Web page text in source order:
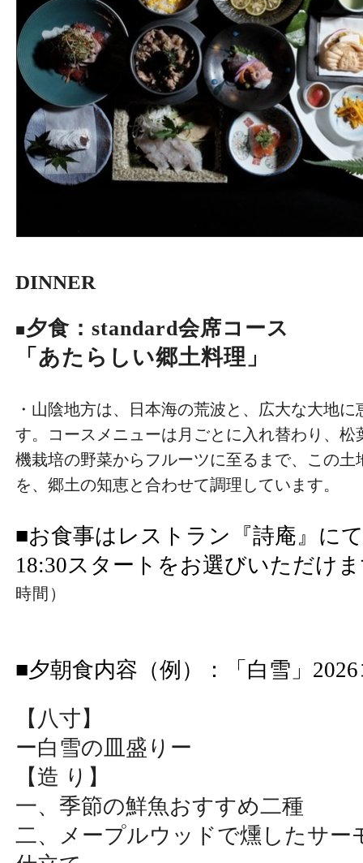
DINNER
■夕食：standard会席コース
「あたらしい郷土料理」
・山陰地方は、日本海の荒波と、広大な大地
す。コースメニューは月ごとに入れ替わり、松
機栽培の野菜からフルーツに至るまで、この土
を、郷土の知恵と合わせて調理しています。
■お食事はレストラン『詩庵』に
18:30スタートをお選びいただけ
時間）
■夕朝食内容（例） ：
「白雪」
【八寸】
ー白雪の皿盛りー
【造 り】
一、季節の鮮魚おすすめ二種
二、メープルウッドで燻したサー